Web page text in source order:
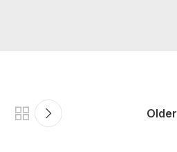
Older